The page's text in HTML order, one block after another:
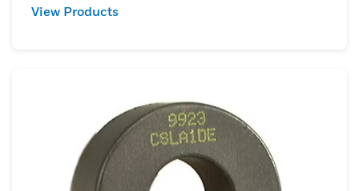
View Products